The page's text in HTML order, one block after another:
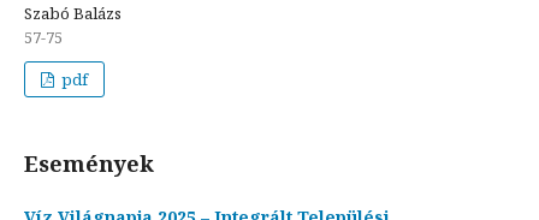
Szabó Balázs
57-75
pdf
Események